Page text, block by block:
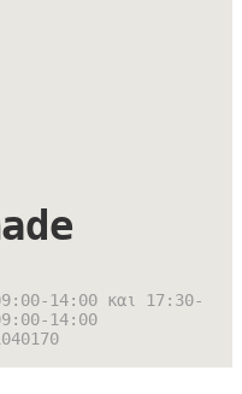
14:00 και 17:30-
14:00